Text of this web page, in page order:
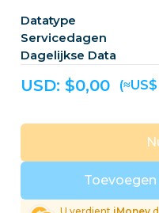
Datatype
Servicedagen
Dagelijkse Data
USD: $0,00